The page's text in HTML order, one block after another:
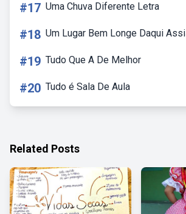
#17 Uma Chuva Diferente Letra
#18 Um Lugar Bem Longe Daqui
#19 Tudo Que A De Melhor
#20 Tudo é Sala De Aula
Related Posts